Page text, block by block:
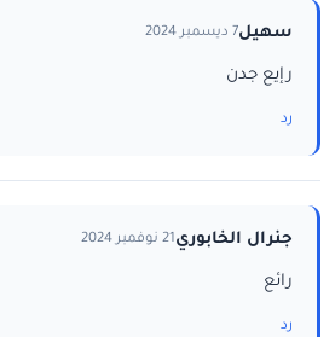
سهيل7 ديسمبر 2024
رإيع جدن
رد
جنرال الخابوري21 نوفمبر 2024
رائع
رد